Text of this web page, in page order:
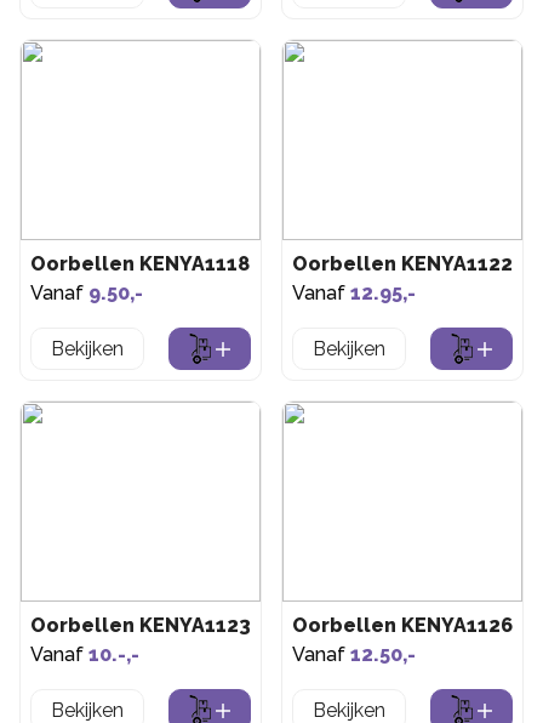
Oorbellen KENYA1118
Vanaf 9.50,-
Bekijken
Oorbellen KENYA1122
Vanaf 12.95,-
Bekijken
Oorbellen KENYA1123
Vanaf 10.-,-
Bekijken
Oorbellen KENYA1126
Vanaf 12.50,-
Bekijken